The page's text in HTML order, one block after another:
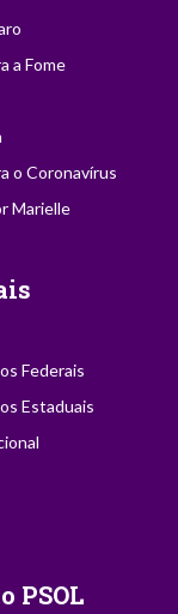
a Fome
o Coronavírus
Marielle
Federais
Estaduais
PSOL